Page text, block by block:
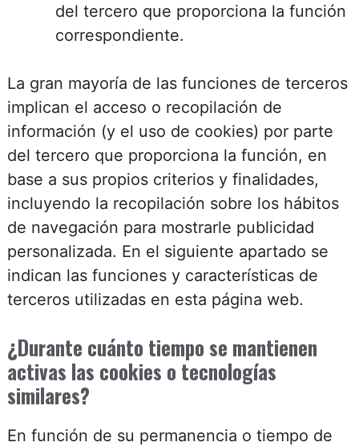
del tercero que proporciona la función
correspondiente.
La gran mayoría de las funciones de terceros
implican el acceso o recopilación de
información (y el uso de cookies) por parte
del tercero que proporciona la función, en
base a sus propios criterios y finalidades,
incluyendo la recopilación sobre los hábitos
de navegación para mostrarle publicidad
personalizada. En el siguiente apartado se
indican las funciones y características de
terceros utilizadas en esta página web.
¿Durante cuánto tiempo se mantienen
activas las cookies o tecnologías
similares?
En función de su permanencia o tiempo de